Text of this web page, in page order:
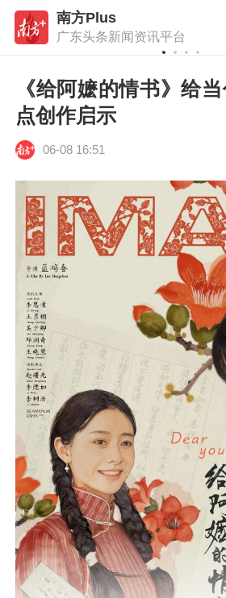
南方Plus
广东头条新闻资讯平台
《给阿嬷的情书》给
点创作启示
06-08 16:51